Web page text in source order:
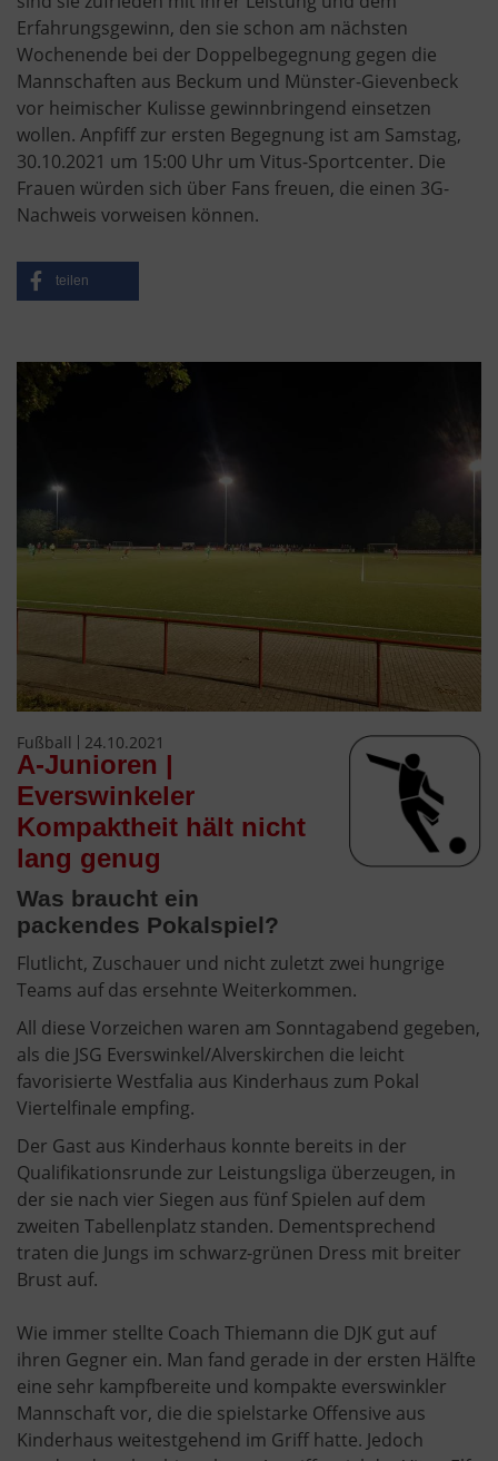
Erfahrungsgewinn, den sie schon am nächsten
Wochenende bei der Doppelbegegnung gegen die
Mannschaften aus Beckum und Münster-Gievenbeck
vor heimischer Kulisse gewinnbringend einsetzen
wollen. Anpfiff zur ersten Begegnung ist am Samstag,
30.10.2021 um 15:00 Uhr um Vitus-Sportcenter. Die
Frauen würden sich über Fans freuen, die einen 3G-
Nachweis vorweisen können.
teilen
Fußball 24.10.2021
A-Junioren |
Everswinkeler
Kompaktheit hält nicht
lang genug
Was braucht ein
packendes Pokalspiel?
Flutlicht, Zuschauer und nicht zuletzt zwei hungrige
Teams auf das ersehnte Weiterkommen.
All diese Vorzeichen waren am Sonntagabend gegeben,
als die JSG Everswinkel/Alverskirchen die leicht
favorisierte Westfalia aus Kinderhaus zum Pokal
Viertelfinale empfing.
Der Gast aus Kinderhaus konnte bereits in der
Qualifikationsrunde zur Leistungsliga überzeugen, in
der sie nach vier Siegen aus fünf Spielen auf dem
zweiten Tabellenplatz standen. Dementsprechend
traten die Jungs im schwarz-grünen Dress mit breiter
Brust auf.
Wie immer stellte Coach Thiemann die DJK gut auf
ihren Gegner ein. Man fand gerade in der ersten Hälfte
eine sehr kampfbereite und kompakte everswinkler
Mannschaft vor, die die spielstarke Offensive aus
Kinderhaus weitestgehend im Griff hatte. Jedoch